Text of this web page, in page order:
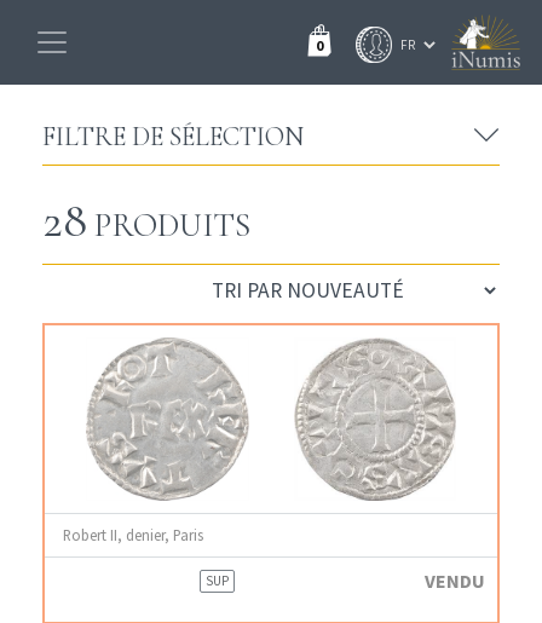
0
FILTRE DE SÉLECTION
28 PRODUITS
Robert II, denier, Paris
SUP VENDU